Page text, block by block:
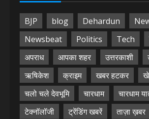
BJP blog Dehardun
Newsbeat
Politics Tech
अपराध
आपका शहर उत्तरकाशी
ऋषिकेश
क्राइम खबर हटकर
चलो चले देवभूमि
चारधाम
चारधाम
टेक्नॉलॉजी
ट्रेंडिंग खबरें ताज़ा ख़बर